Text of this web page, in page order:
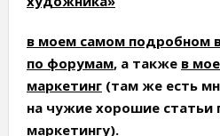
в моем самом подробном
по форумам, а также в
маркетинг(там же есть
на чужие хорошие статьи
маркетингу).